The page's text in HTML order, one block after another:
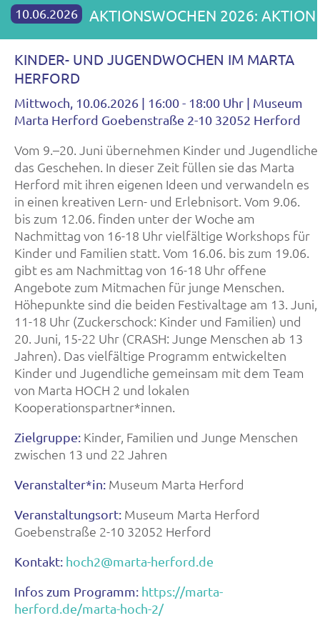
10.06.2026 AKTIONSWOCHEN 2026: AKTION
KINDER- UND JUGENDWOCHEN IM MARTA
HERFORD
Mittwoch, 10.06.2026 | 16:00 - 18:00 Uhr | Museum
Marta Herford Goebenstraße 2-10 32052 Herford
Vom 9.–20. Juni übernehmen Kinder und Jugendliche
das Geschehen. In dieser Zeit füllen sie das Marta
Herford mit ihren eigenen Ideen und verwandeln es
in einen kreativen Lern- und Erlebnisort. Vom 9.06.
bis zum 12.06. finden unter der Woche am
Nachmittag von 16-18 Uhr vielfältige Workshops für
Kinder und Familien statt. Vom 16.06. bis zum 19.06.
gibt es am Nachmittag von 16-18 Uhr offene
Angebote zum Mitmachen für junge Menschen.
Höhepunkte sind die beiden Festivaltage am 13. Juni,
11-18 Uhr (Zuckerschock: Kinder und Familien) und
20. Juni, 15-22 Uhr (CRASH: Junge Menschen ab 13
Jahren). Das vielfältige Programm entwickelten
Kinder und Jugendliche gemeinsam mit dem Team
von Marta HOCH 2 und lokalen
Kooperationspartner*innen.
Zielgruppe: Kinder, Familien und Junge Menschen
zwischen 13 und 22 Jahren
Veranstalter*in: Museum Marta Herford
Veranstaltungsort: Museum Marta Herford
Goebenstraße 2-10 32052 Herford
Kontakt: hoch2@marta-herford.de
Infos zum Programm: https://marta-
herford.de/marta-hoch-2/